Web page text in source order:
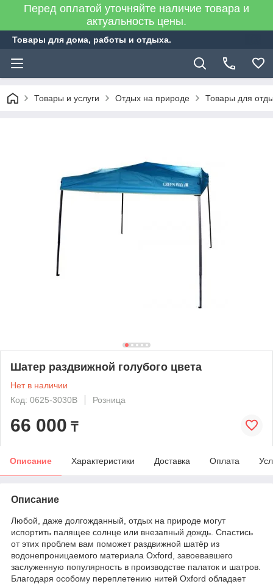
Перед оплатой уточняйте наличие товара и
актуальность цены.
Товары для дома, работы и отдыха.
Товары и услуги Отдых на природе Товары для
Шатер раздвижной голубого цвета
Нет в наличии
Код: 0625-3030B
Розница
66 000 ₸
Описание Характеристики Доставка Оплата
Описание
Любой, даже долгожданный, отдых на природе могут
испортить палящее солнце или внезапный дождь. Спастись
от этих проблем вам поможет раздвижной шатёр из
водонепроницаемого материала Oxford, завоевавшего
заслуженную популярность в производстве палаток и шатров.
Благодаря особому переплетению нитей Oxford обладает